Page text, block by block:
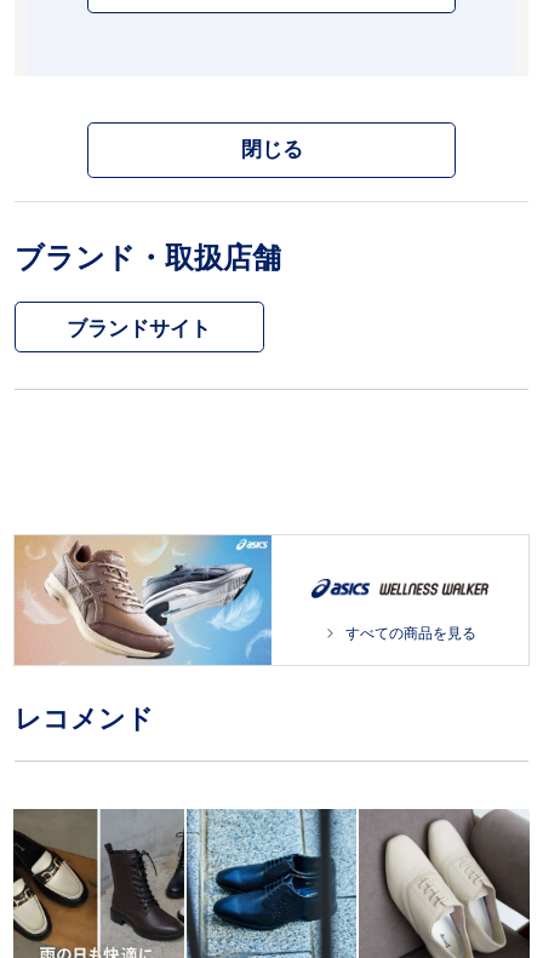
閉じる
ブランド・取扱店舗
ブランドサイト
すべての商品を見る
レコメンド